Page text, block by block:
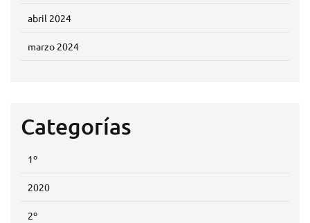
abril 2024
marzo 2024
Categorías
1º
2020
2º